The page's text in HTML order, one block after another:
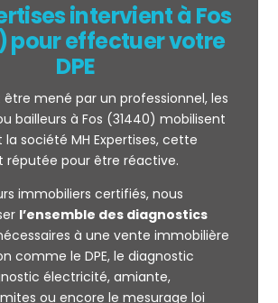
intervient à Fos
pour effectuer votre
DPE
être mené par un professionnel, les
bailleurs à Fos (31440) mobilisent
société MH Expertises, cette
réputée pour être réactive.
immobiliers certifiés, nous
l’ensemble des diagnostics
à une vente immobilière
comme le DPE, le diagnostic
électricité, amiante,
ou encore le mesurage loi